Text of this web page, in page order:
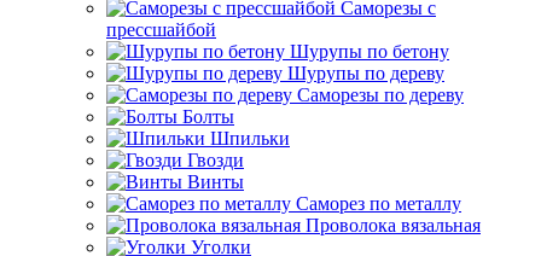
Саморезы с
прессшайбой
Шурупы по бетону
Шурупы по дереву
Саморезы по дереву
Болты
Шпильки
Гвозди
Винты
Саморез по металлу
Проволока вязальная
Уголки